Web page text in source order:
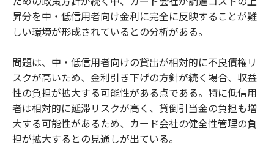
昇分を中・低信用者向け金利に完全に反映することが難
しい環境が形成されているとの分析がある。
問題は、中・低信用者向けの貸出が相対的に不良債権リ
スクが高いため、金利引き下げの方針が続く場合、収益
性の負担が拡大する可能性がある点である。特に低信用
者は相対的に延滞リスクが高く、貸倒引当金の負担も増
大する可能性があるため、カード会社の健全性管理の負
担が拡大するとの見通しが出ている。